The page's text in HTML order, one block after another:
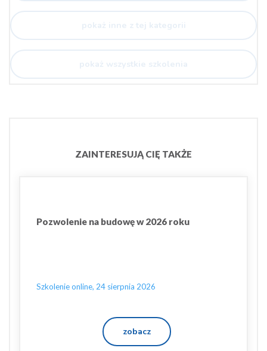
pokaż inne z tej kategorii
pokaż wszystkie szkolenia
ZAINTERESUJĄ CIĘ TAKŻE
Pozwolenie na budowę w 2026 roku
Szkolenie online, 24 sierpnia 2026
zobacz